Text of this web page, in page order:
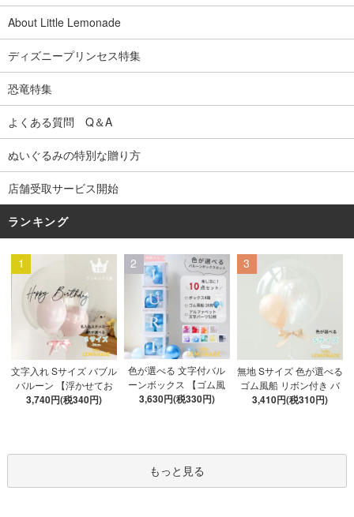
About Little Lemonade
ディズニープリンセス特集
恐竜特集
よくある質問 Q＆A
ぬいぐるみの特別な贈り方
店舗受取サービス開始
ランキング
1
文字入れ Sサイズ バブル
バルーン 【浮かせてお
届け】 バルーン
3,740円(税340円)
2
色が選べる 文字付バル
ーンボックス 【ゴム風
船&文字パーツ付き】 DI
ツ52枚 推し活
3,630円(税330円)
3
無地 Sサイズ 色が選べる
ゴム風船 リボン付き バ
ブルバルーン 【浮かせ
3,410円(税310円)
もっと見る